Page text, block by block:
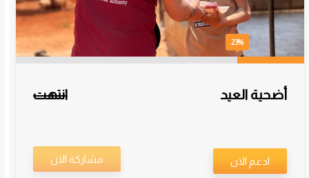
23%
أضحية العيد انتهت
ادعم الان مشاركة الان